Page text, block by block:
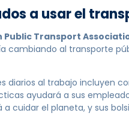
a usar el
Public Transport
cambiando al transporte
diarios al trabajo incluyen
ayudará a sus
cuidar el planeta, y sus